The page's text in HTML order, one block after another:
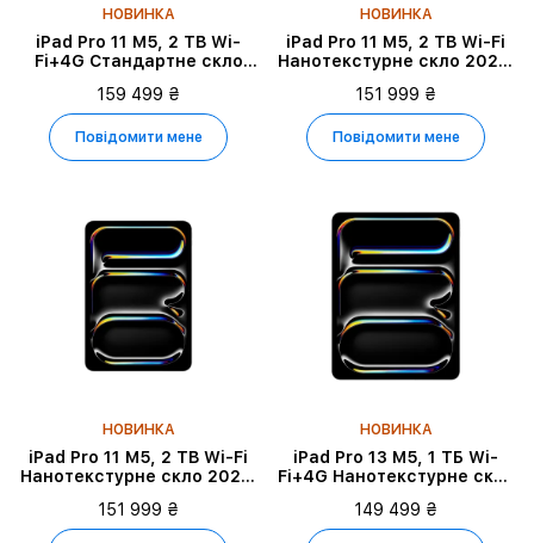
НОВИНКА
iPad Pro 11 M5, 2 TB Wi-
Fi+4G Стандартне скло
159 499 ₴
Повідомити мене
НОВИНКА
iPad Pro 11 M5, 2 TB Wi-Fi
Нанотекстурне скло 2025,
151 999 ₴
Повідомити мене
НОВИНКА
iPad Pro 11 M5, 2 TB Wi-Fi
Нанотекстурне скло 2025,
151 999 ₴
НОВИНКА
iPad Pro 13 M5, 1 ТБ Wi-
Fi+4G Нанотекстурне скло
149 499 ₴